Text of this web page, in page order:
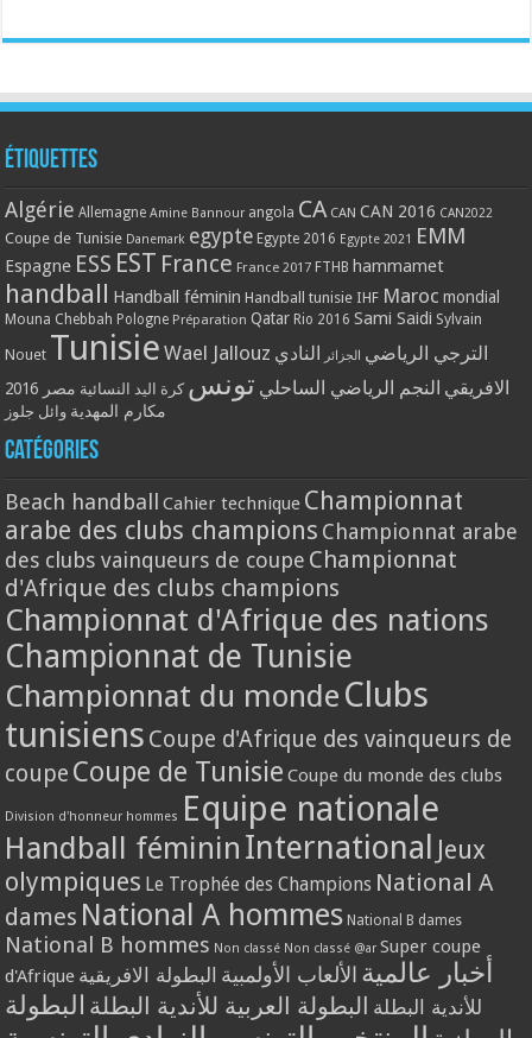
Étiquettes
Algérie Allemagne Amine Bannour angola CA CAN CAN 2016 CAN2022
Coupe de Tunisie Danemark egypte Egypte 2016 Egypte 2021 EMM
Espagne ESS EST France France 2017 FTHB hammamet
handball Handball féminin Handball tunisie IHF Maroc mondial
Mouna Chebbah Pologne Préparation Qatar Rio 2016 Sami Saidi Sylvain
Nouet Tunisie Wael Jallouz الترجي الرياضي الجزائر النادي
الافريقي النجم الرياضي الساحلي تونس كرة اليد النسائية مصر 2016
مكارم المهدية وائل جلوز
Catégories
Beach handball Cahier technique Championnat
arabe des clubs champions Championnat arabe
des clubs vainqueurs de coupe Championnat
d'Afrique des clubs champions
Championnat d'Afrique des nations
Championnat de Tunisie
Championnat du monde Clubs
tunisiens Coupe d'Afrique des vainqueurs de
coupe Coupe de Tunisie Coupe du monde des clubs
Division d'honneur hommes Equipe nationale
Handball féminin International Jeux
olympiques Le Trophée des Champions National A
dames National A hommes National B dames
National B hommes Non classé Non classé @ar Super coupe
d'Afrique
أخبار عالمية الألعاب الأولمبية البطولة الافريقية
للأندية البطلة البطولة العربية للأندية البطلة البطولة